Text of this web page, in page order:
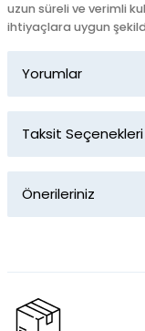
uzun süreli ve verimli
ihtiyaçlara uygun
Yorumlar
Taksit Seçenekleri
Önerileriniz
kullanarak tarafımıza
Görüş ve önerileriniz